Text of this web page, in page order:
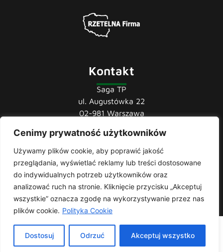
Cenimy prywatność użytkowników
Używamy plików cookie, aby poprawić jakość
przeglądania, wyświetlać reklamy lub treści dostosowane
do indywidualnych potrzeb użytkowników oraz
analizować ruch na stronie. Kliknięcie przycisku „Akceptuj
wszystkie” oznacza zgodę na wykorzystywanie przez nas
plików cookie. Polityka Cookie
Dostosuj Odrzuć Akceptuj wszystko
Kontakt
Saga TP
ul. Augustówka 22
02-981 Warszawa
tel.: 22 741 36 85
22 852 43 60
mail:biuro@sagatp.pl
Saga T.P. © 2020 All rights Reserved. Made with bySkydoo
Polityka prywatności| Producent i importer odzieży roboczej